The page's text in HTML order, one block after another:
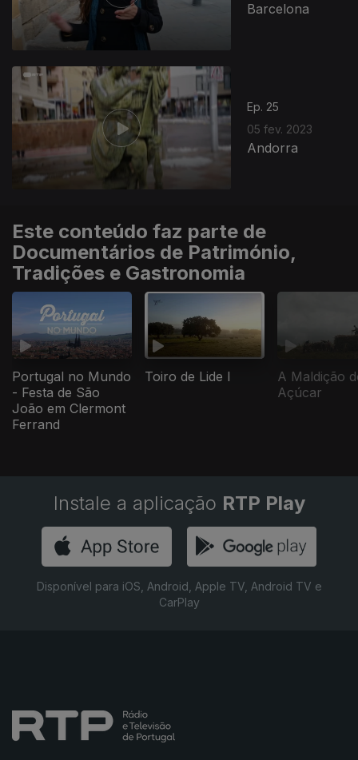
Barcelona
Ep. 25
05 fev. 2023
Andorra
670561
Este conteúdo faz parte de
Documentários de Património,
Tradições e Gastronomia
Portugal no Mundo
- Festa de São
João em Clermont
Ferrand
Toiro de Lide I
A Maldição
Açúcar
Instale a aplicação RTP Play
Disponível para iOS, Android, Apple TV, Android TV e
CarPlay